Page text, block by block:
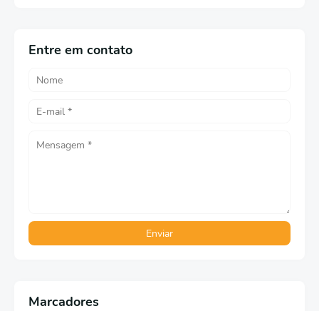
Entre em contato
Marcadores